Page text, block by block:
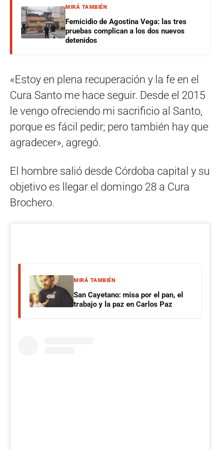
MIRÁ TAMBIÉN
Femicidio de Agostina Vega: las tres
pruebas complican a los dos nuevos
detenidos
«Estoy en plena recuperación y la fe en el
Cura Santo me hace seguir. Desde el 2015
le vengo ofreciendo mi sacrificio al Santo,
porque es fácil pedir; pero también hay que
agradecer», agregó.
El hombre salió desde Córdoba capital y su
objetivo es llegar el domingo 28 a Cura
Brochero.
MIRÁ TAMBIÉN
San Cayetano: misa por el pan, el
trabajo y la paz en Carlos Paz